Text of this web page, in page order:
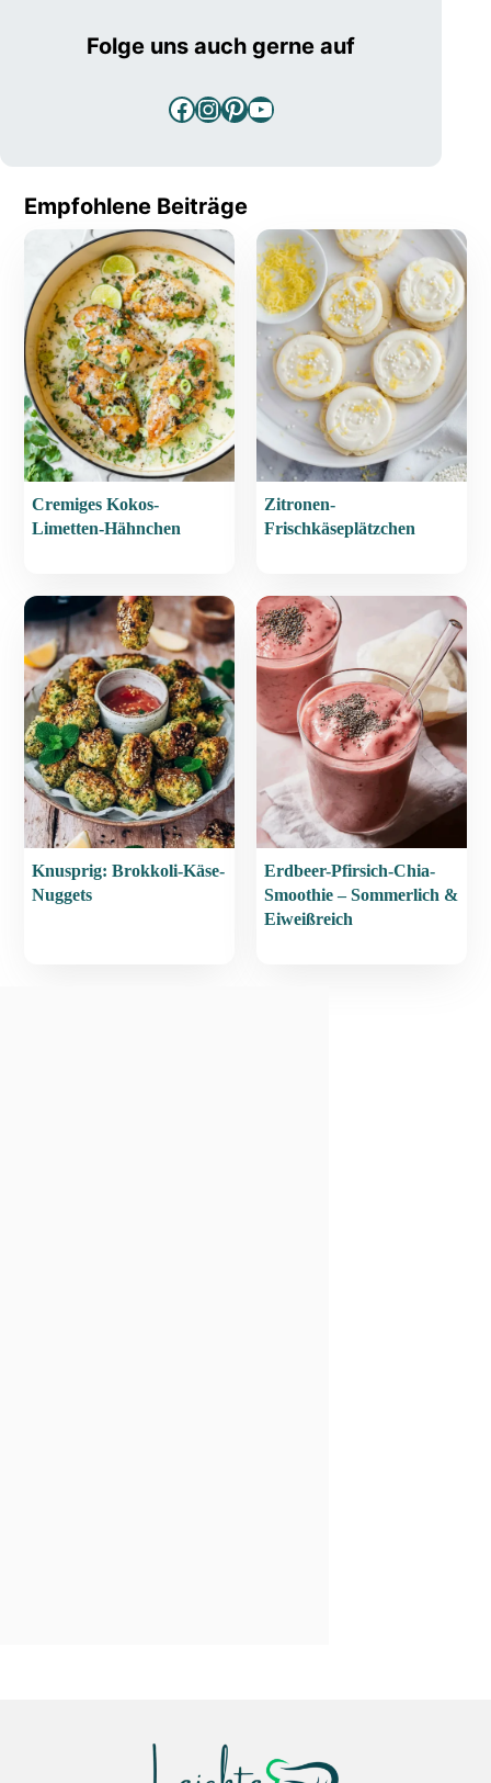
Folge uns auch gerne auf
Facebook
Instagram
Pinterest
YouTube
Empfohlene Beiträge
Cremiges Kokos-
Limetten-Hähnchen
Zitronen-
Frischkäseplätzchen
Knusprig: Brokkoli-Käse-
Nuggets
Erdbeer-Pfirsich-Chia-
Smoothie – Sommerlich &
Eiweißreich